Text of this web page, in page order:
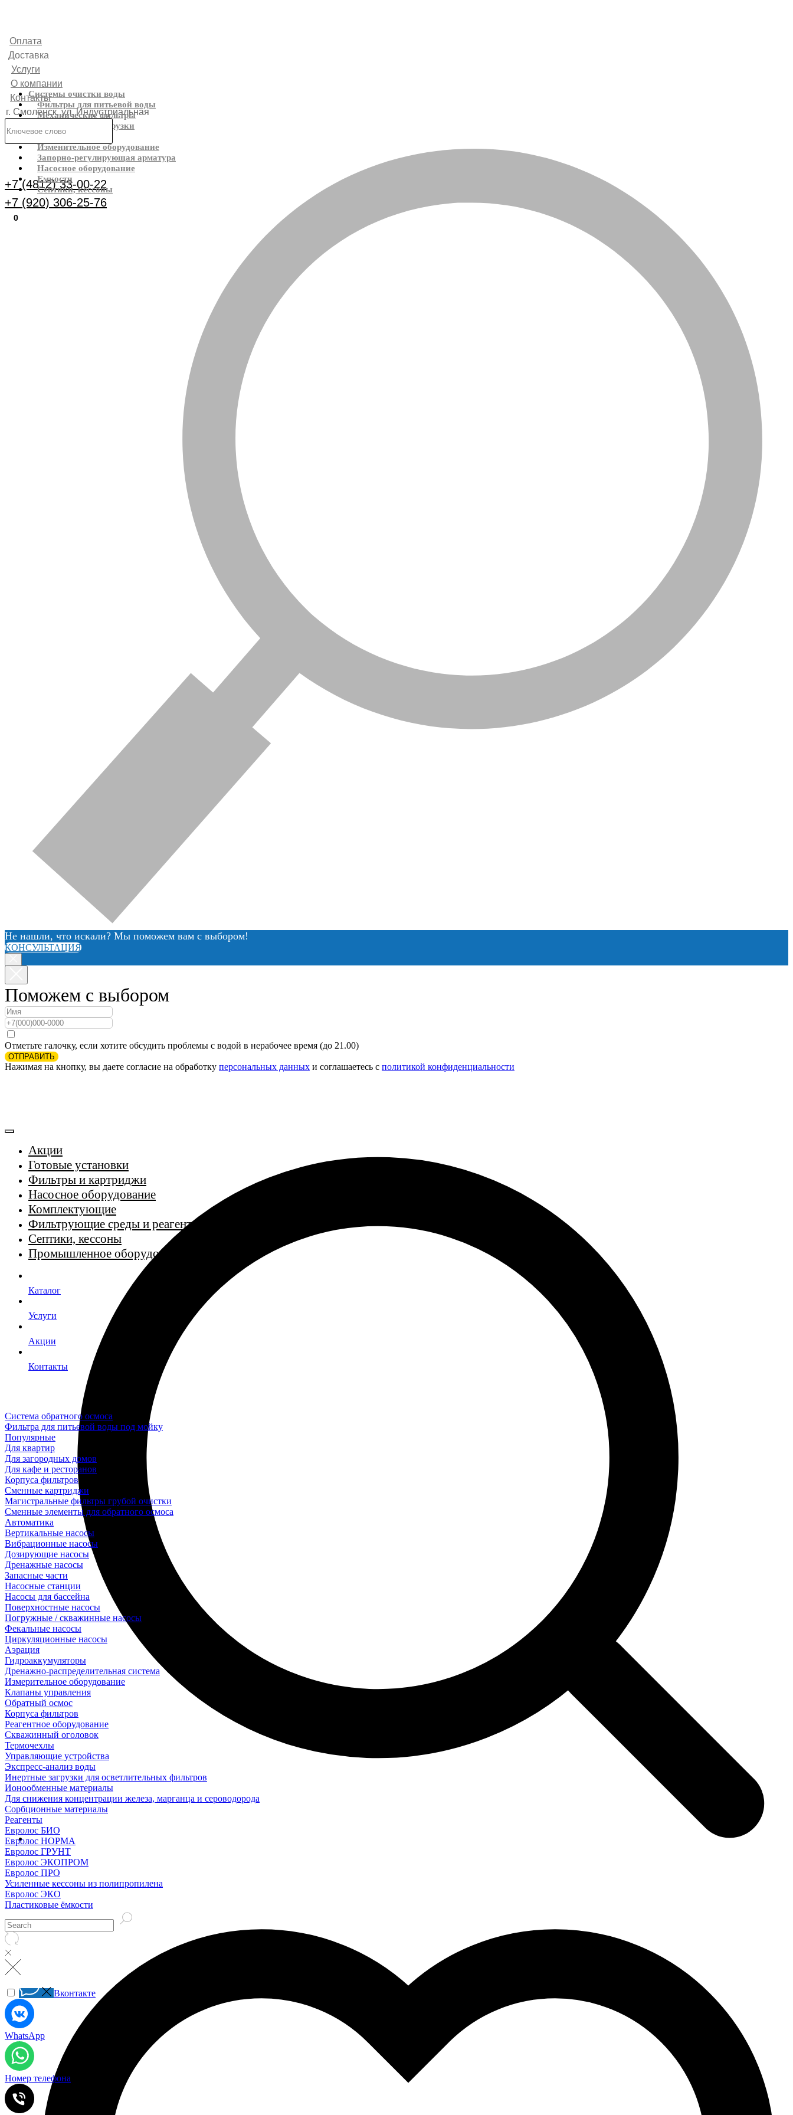
Оплата
Доставка
Услуги
О компании
Контакты
г. Смоленск, ул. Индустриальная
Каталог
+7 (4812) 33-00-22
+7 (920) 306-25-76
0
Системы очистки воды
Фильтры для питьевой воды
Механические фильтры
Фильтрующие загрузки
Реагенты
Изменительное оборудование
Запорно-регулирующая арматура
Насосное оборудование
Емкости
Септики, кессоны
Не нашли, что искали? Мы поможем вам с выбором!
КОНСУЛЬТАЦИЯ
Поможем с выбором
Отметьте галочку, если хотите обсудить проблемы с водой в нерабочее время (до 21.00)
ОТПРАВИТЬ
Нажимая на кнопку, вы даете согласие на обработку персональных данных и соглашаетесь c политикой конфиденциальности
Акции
Готовые установки
Фильтры и картриджи
Насосное оборудование
Комплектующие
Фильтрующие среды и реагенты
Септики, кессоны
Промышленное оборудование
Каталог
Услуги
Акции
Контакты
Система обратного осмоса
Фильтра для питьевой воды под мойку
Популярные
Для квартир
Для загородных домов
Для кафе и ресторанов
Корпуса фильтров
Сменные картриджи
Магистральные фильтры грубой очистки
Сменные элементы для обратного осмоса
Автоматика
Вертикальные насосы
Вибрационные насосы
Дозирующие насосы
Дренажные насосы
Запасные части
Насосные станции
Насосы для бассейна
Поверхностные насосы
Погружные / скважинные насосы
Фекальные насосы
Циркуляционные насосы
Аэрация
Гидроаккумуляторы
Дренажно-распределительная система
Измерительное оборудование
Клапаны управления
Обратный осмос
Корпуса фильтров
Реагентное оборудование
Скважинный оголовок
Термочехлы
Управляющие устройства
Экспресс-анализ воды
Инертные загрузки для осветлительных фильтров
Ионообменные материалы
Для снижения концентрации железа, марганца и сероводорода
Сорбционные материалы
Реагенты
Евролос БИО
Евролос НОРМА
Евролос ГРУНТ
Евролос ЭКОПРОМ
Евролос ПРО
Усиленные кессоны из полипропилена
Евролос ЭКО
Пластиковые ёмкости
Вконтакте
WhatsApp
Номер телефона